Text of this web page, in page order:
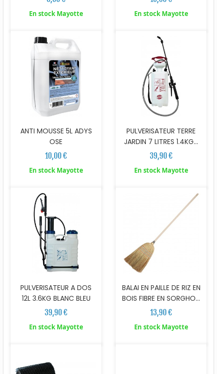
En stock Mayotte En stock Mayotte
ANTI MOUSSE 5L ADYS
OSE
10,00 €
En stock Mayotte
PULVERISATEUR TERRE
JARDIN 7 LITRES 1.4KG...
39,90 €
En stock Mayotte
PULVERISATEUR A DOS
12L 3.6KG BLANC BLEU
39,90 €
En stock Mayotte
BALAI EN PAILLE DE RIZ EN
BOIS FIBRE EN SORGHO...
13,90 €
En stock Mayotte